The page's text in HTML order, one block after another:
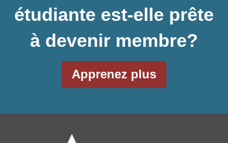
étudiante est-elle prête
à devenir membre?
Apprenez plus